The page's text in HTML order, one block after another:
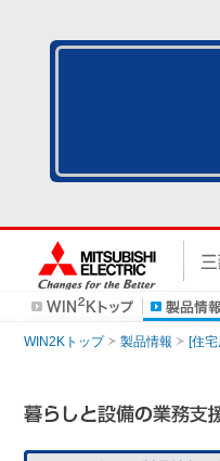
WIN2Kトップ 製品情報 [住